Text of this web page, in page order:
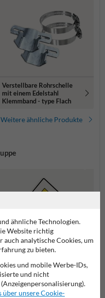
Verstellbare Rohrschelle
mit einem Edelstahl
Klemmband - type Flach
Weitere ähnliche Produkte
ähnliche Technologien.
Website richtig
analytische Cookies, um
zu bieten.
und mobile Werbe-IDs,
und nicht
über unsere Cookie-